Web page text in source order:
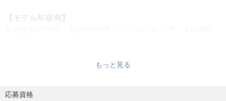
実
【モデル年収例】
目）
もっと見る
応募資格